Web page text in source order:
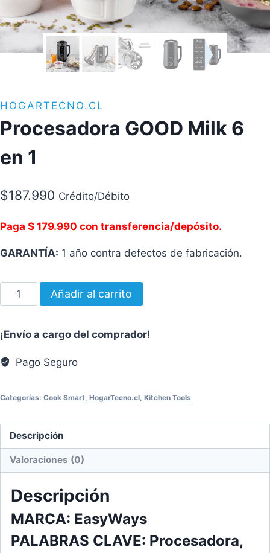
HOGARTECNO.CL
Procesadora GOOD Milk 6
en 1
$187.990 Crédito/Débito
Paga $ 179.990 con transferencia/depósito.
GARANTÍA: 1 año contra defectos de fabricación.
Procesadora
GOOD
6
en
1
Añadir al carrito
¡Envío a cargo del comprador!
Pago Seguro
Categorías: Cook Smart HogarTecno.cl Kitchen Tools
Descripción
Valoraciones (0)
Descripción
MARCA: EasyWays
PALABRAS CLAVE: Procesadora,